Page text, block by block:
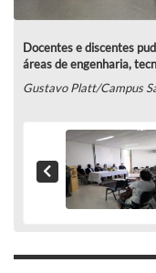
Docentes e discentes
áreas de engenharia,
Gustavo Platt/Campus